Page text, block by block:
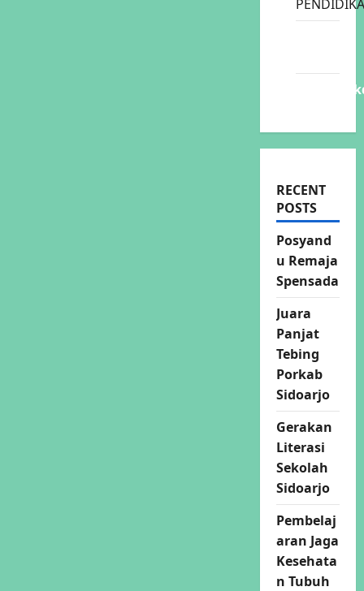
RECENT
POSTS
Posyand
u Remaja
Spensada
Juara
Panjat
Tebing
Porkab
Sidoarjo
Gerakan
Literasi
Sekolah
Sidoarjo
Pembelaj
aran Jaga
Kesehata
n Tubuh